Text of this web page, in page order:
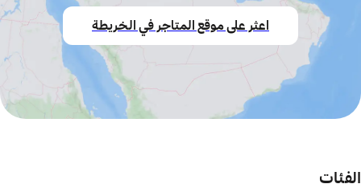
اعثر على موقع المتاجر في الخريطة
الفئات